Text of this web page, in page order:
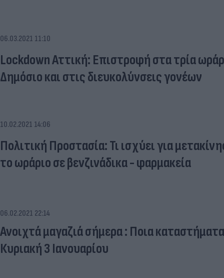
06.03.2021 11:10
Lockdown Αττική: Επιστροφή στα τρία
Δημόσιο και στις διευκολύνσεις γονέων
10.02.2021 14:06
Πολιτική Προστασία: Τι ισχύει για
το ωράριο σε βενζινάδικα - φαρμακεία
06.02.2021 22:14
Ανοιχτά μαγαζιά σήμερα : Ποια
Κυριακή 3 Ιανουαρίου